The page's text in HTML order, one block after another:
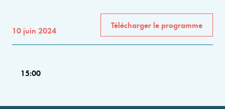
10 juin 2024
Télécharger le programme
15:00